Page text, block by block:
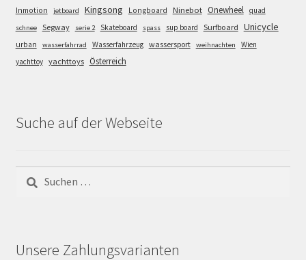
Inmotion jetboard Kingsong Longboard Ninebot Onewheel quad
schnee Segway serie 2 Skateboard spass sup board Surfboard Unicycle
urban wasserfahrrad Wasserfahrzeug wassersport weihnachten
Wien
yachttoy yachttoys Österreich
Suche auf der Webseite
nach:
Unsere Zahlungsvarianten